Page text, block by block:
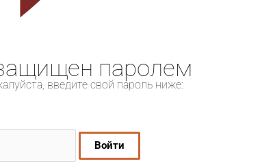
паролем
введите свой пароль ниже: